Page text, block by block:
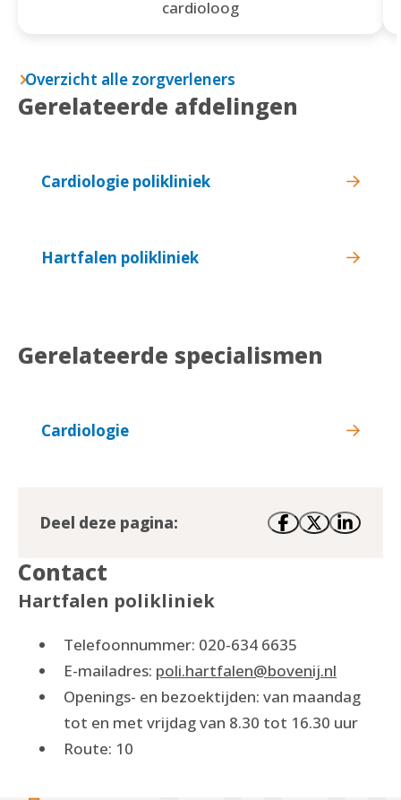
Contact
Hartfalen polikliniek
Telefoonnummer: 020-634 6635
E-mailadres: poli.hartfalen@bovenij.nl
Openings- en bezoektijden: van maandag
tot en met vrijdag van 8.30 tot 16.30 uur
Route: 10
cardioloog
Overzicht alle zorgverleners
Gerelateerde afdelingen
Cardiologie polikliniek
Hartfalen polikliniek
Gerelateerde specialismen
Cardiologie
Deel deze pagina: